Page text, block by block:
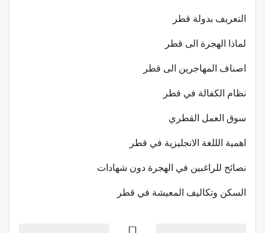
التعريف بدولة قطر
لماذا الهجرة الى قطر
اصناف المهاجرين الى قطر
نظام الكفالة في قطر
سوق العمل القطري
اهمية الللغة الانجليزية في قطر
نصائح للراغبين في الهجرة دون شهادات
السكن وتكاليف المعيشة في قطر